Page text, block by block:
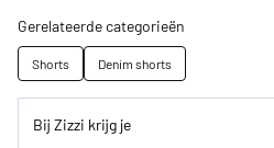
Gerelateerde categorieën
Shorts Denim shorts
Bij Zizzi krijg je